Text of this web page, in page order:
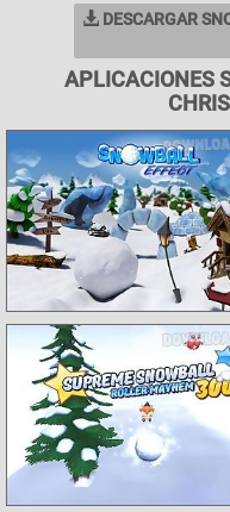
DESCARGAR
APLICACIONES